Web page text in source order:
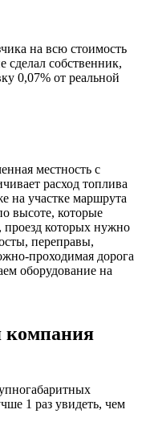
на всю стоимость
сделал собственник,
0,07% от реальной
местность с
расход топлива
на участке маршрута
высоте, которые
проезд которых нужно
переправы,
проходимая дорога
оборудование на
компания
1 раз увидеть, чем